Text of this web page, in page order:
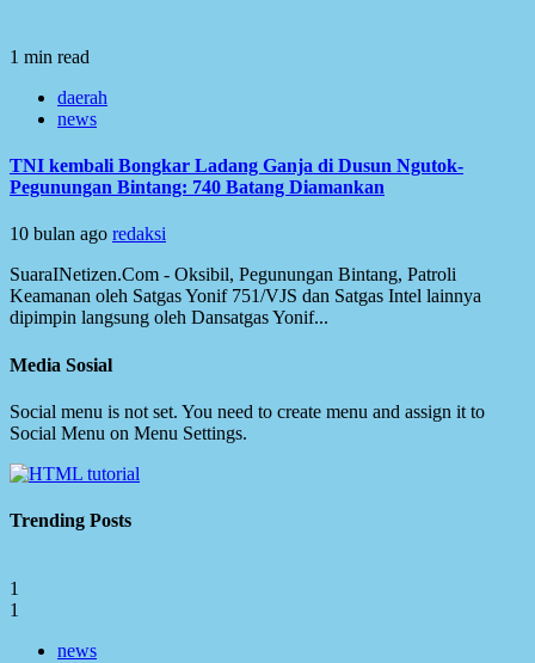
1 min read
daerah
news
TNI kembali Bongkar Ladang Ganja di Dusun Ngutok-
Pegunungan Bintang: 740 Batang Diamankan
10 bulan ago redaksi
SuaraINetizen.Com - Oksibil, Pegunungan Bintang, Patroli
Keamanan oleh Satgas Yonif 751/VJS dan Satgas Intel lainnya
dipimpin langsung oleh Dansatgas Yonif...
Media Sosial
Social menu is not set. You need to create menu and assign it to
Social Menu on Menu Settings.
Trending Posts
1
1
news